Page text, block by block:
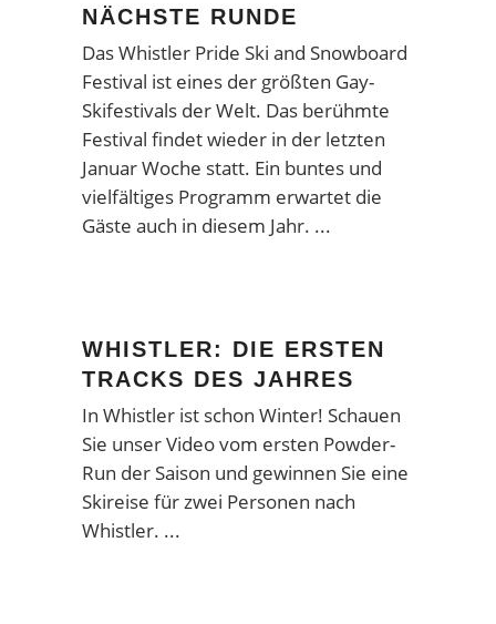
NÄCHSTE RUNDE
Das Whistler Pride Ski and Snowboard
Festival ist eines der größten Gay-
Skifestivals der Welt. Das berühmte
Festival findet wieder in der letzten
Januar Woche statt. Ein buntes und
vielfältiges Programm erwartet die
Gäste auch in diesem Jahr.
WHISTLER: DIE ERSTEN
TRACKS DES JAHRES
In Whistler ist schon Winter! Schauen
Sie unser Video vom ersten Powder-
Run der Saison und gewinnen Sie eine
Skireise für zwei Personen nach
Whistler.